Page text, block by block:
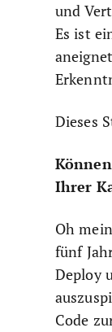
und
Es ist
Dieses
Ihrer
Oh
fünf
Deploy
Code